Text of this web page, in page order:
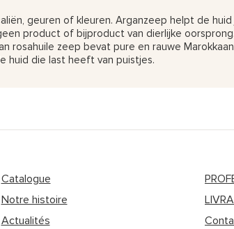
geuren of kleuren. Arganzeep helpt de
product of bijproduct van dierlijke
rosahuile zeep bevat pure en rauwe
huid die last heeft van puistjes.
Catalogue
Notre histoire
Actualités